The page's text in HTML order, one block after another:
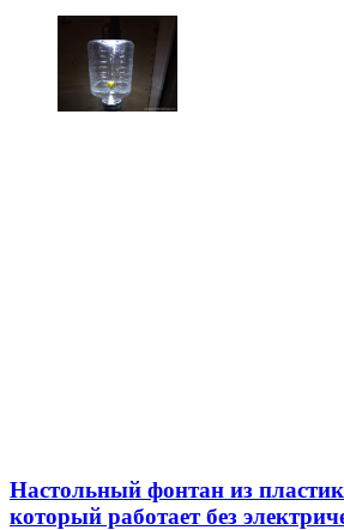
Настольный фонтан из
который работает без